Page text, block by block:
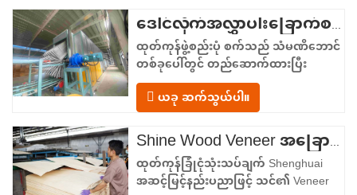
ဒေါင်လိုက်အလွှာပါးခြောက်စက်ရုံ
ထုတ်ကုန်ဖွဲ့စည်းပုံ စက်သည် သံမဏိဘောင်
တစ်ခုပေါ်တွင် တည်ဆောက်ထားပြီး
အစာကျွေးခြင်းမှ ထုတ်လွှတ်ခြင်းအထိ
မျဉ်းဖြောင့်စီးဆင်းမှုဖြင့် စီစဉ်ထားသော
ပေါင်းစပ်လုပ်ဆောင်ချက်ဇုန်လေးခုကို ပံ့ပိုး
ပေးသည်။ အစာကျွေးသည့်အပိုင်း– အဝင်
သယ်ယူကိရိယာတစ်ခုနှင့် ဗီနီယာစာရွက်
တစ်ခုစီကို အခြောက်ခံခန်းထဲသို့…
ယခု ဆက်သွယ်ပါ။
Shine Wood Veneer အခြောက်ခံစက် - ထုတ်ကုန် အပ်လုဒ်ပုံစံကို အပြီးသတ်ပါ။
ထုတ်ကုန်ခြုံငုံသုံးသပ်ချက် Shenghuai
အဆင့်မြင့်နည်းပညာဖြင့် သင်၏ Veneer